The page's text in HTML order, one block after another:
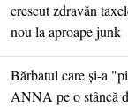
crescut zdravăn
nou la aproape junk
Bărbatul care şi-a
ANNA pe o stâncă